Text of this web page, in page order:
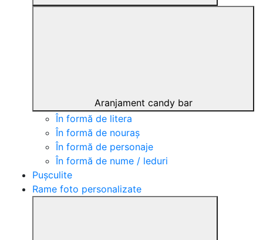
Aranjament candy bar
În formă de litera
În formă de nouraș
În formă de personaje
În formă de nume / leduri
Pușculite
Rame foto personalizate